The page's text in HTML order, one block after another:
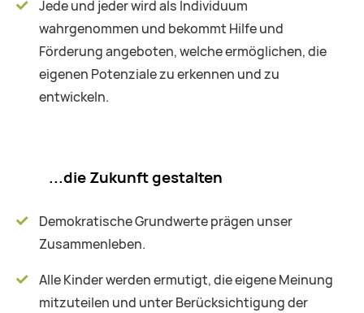
Jede und jeder wird als Individuum
wahrgenommen und bekommt Hilfe und
Förderung angeboten, welche ermöglichen, die
eigenen Potenziale zu erkennen und zu
entwickeln.
...die Zukunft gestalten
Demokratische Grundwerte prägen unser
Zusammenleben.
Alle Kinder werden ermutigt, die eigene Meinung
mitzuteilen und unter Berücksichtigung der